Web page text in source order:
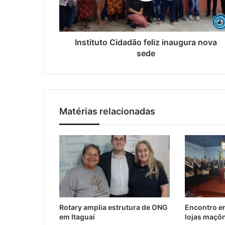
o
m
l
o
a
f
e
l
i
n
a
u
g
u
Instituto Cidadão feliz inaugura nova
sede
Matérias relacionadas
Rotary amplia estrutura de ONG
em Itaguaí
Encontro
lojas